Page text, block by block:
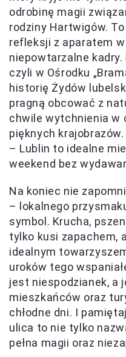
odrobinę magii
rodziny Hartwigów.
refleksji z aparatem
niepowtarzalne
czyli w Ośrodku
historię Żydów
pragną obcować z
chwile wytchnienia w
pięknych
– Lublin to idealne
weekend bez
Na koniec nie
– lokalnego
symbol. Krucha,
tylko kusi zapachem,
idealnym
uroków tego
jest niespodzianek, a
mieszkańców oraz
chłodne dni. I
ulica to nie tylko
pełna magii oraz